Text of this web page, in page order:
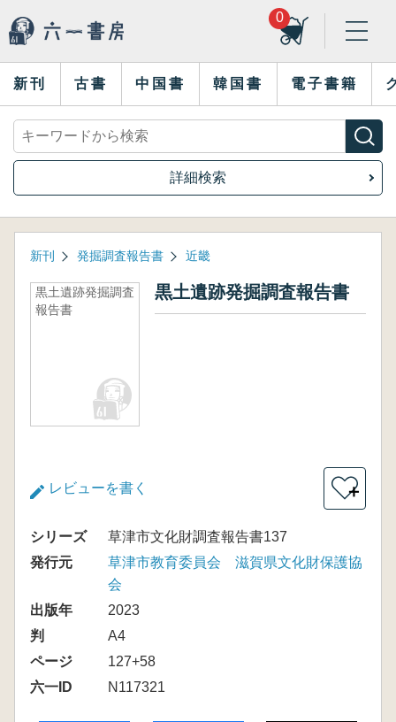
0
新刊 古書 中国書 韓国書 電子書籍
詳細検索
新刊 発掘調査報告書 近畿
黒土遺跡発掘調査
報告書
黒土遺跡発掘調査報告書
レビューを書く ＋
シリーズ
草津市文化財調査報告書137
発行元
草津市教育委員会 滋賀県文化財保護協
会
出版年
2023
判
A4
ページ
127+58
六一ID
N117321